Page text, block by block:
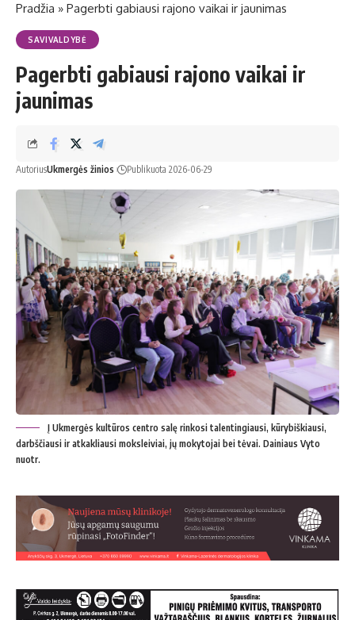
Pradžia » Pagerbti gabiausi rajono vaikai ir jaunimas
SAVIVALDYBĖ
Pagerbti gabiausi rajono vaikai ir
jaunimas
AutoriusUkmergės žinios Publikuota 2026-06-29
Į Ukmergės kultūros centro salę rinkosi talentingiausi, kūrybiškiausi,
darbščiausi ir atkakliausi moksleiviai, jų mokytojai bei tėvai. Dainiaus Vyto
nuotr.